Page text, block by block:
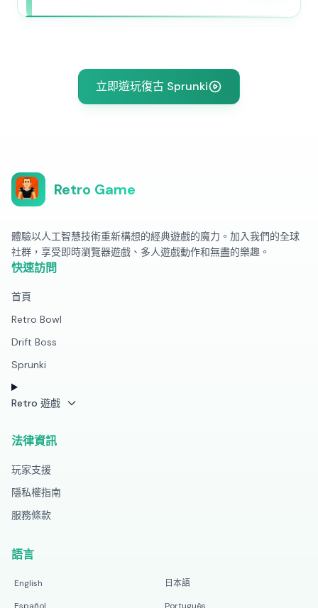
立即遊玩復古 Sprunki
Retro Game
體驗以人工智慧技術重新構想的經典遊戲的魔力。加入我們的全球
社群，享受即時瀏覽器遊戲、多人遊戲動作和無盡的樂趣。
快速訪問
首頁
Retro Bowl
Drift Boss
Sprunki
Retro 遊戲
法律資訊
玩家支援
隱私權指南
服務條款
語言
English
日本語